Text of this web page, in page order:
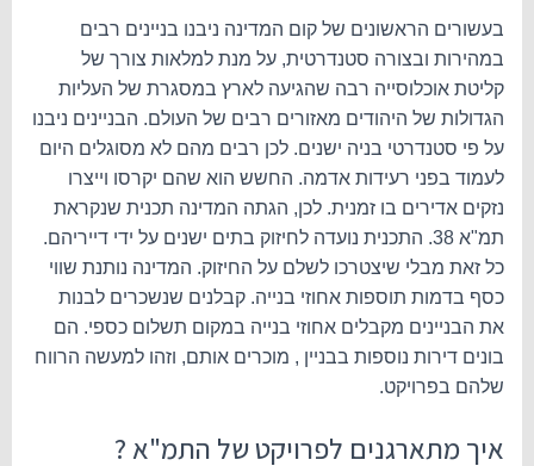
בעשורים הראשונים של קום המדינה ניבנו בניינים רבים
במהירות ובצורה סטנדרטית, על מנת למלאות צורך של
קליטת אוכלוסייה רבה שהגיעה לארץ במסגרת של העליות
הגדולות של היהודים מאזורים רבים של העולם. הבניינים ניבנו
על פי סטנדרטי בניה ישנים. לכן רבים מהם לא מסוגלים היום
לעמוד בפני רעידות אדמה. החשש הוא שהם יקרסו וייצרו
נזקים אדירים בו זמנית. לכן, הגתה המדינה תכנית שנקראת
תמ"א 38. התכנית נועדה לחיזוק בתים ישנים על ידי דייריהם.
כל זאת מבלי שיצטרכו לשלם על החיזוק. המדינה נותנת שווי
כסף בדמות תוספות אחוזי בנייה. קבלנים שנשכרים לבנות
את הבניינים מקבלים אחוזי בנייה במקום תשלום כספי. הם
בונים דירות נוספות בבניין , מוכרים אותם, וזהו למעשה הרווח
שלהם בפרויקט.
איך מתארגנים לפרויקט של התמ"א ?